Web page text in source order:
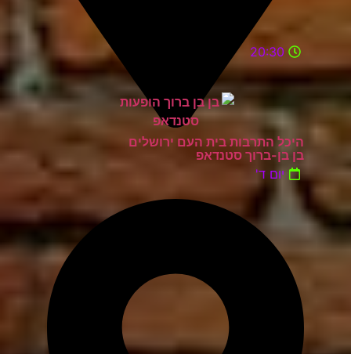
היכל התרבות בית העם ירושלים
20:30
בן בן-ברוך סטנדאפ
יום ד'